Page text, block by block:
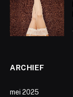
ARCHIEF
mei 2025